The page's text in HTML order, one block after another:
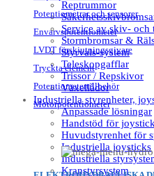
Reptrummor
Service av skiv- och
Stormbromsar &
Styrvals-system
Teleskopgafflar
Trissor / Repskivor
Växellådor
Industriella styrenheter,
Anpassade lösningar
Handstöd för
Huvudstyrenhet för
Industriella joysticks
Industriella
Kranstyrsystem
Potentiometrar och sensorer
Envarvspotentiometer
LVDT förskjutningsgivare
Tryckta element
Potentiometertillbehör
Motorpotentiometer